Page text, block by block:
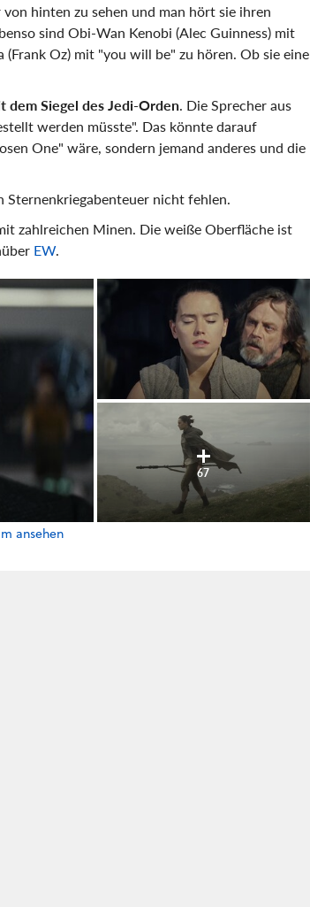
hinten zu sehen und man hört sie ihren
sind Obi-Wan Kenobi (Alec Guinness) mit
Oz) mit "you will be" zu hören. Ob sie eine
dem Siegel des Jedi-Orden. Die Sprecher aus
werden müsste". Das könnte darauf
One" wäre, sondern jemand anderes und die
Sternenkriegabenteuer nicht fehlen.
zahlreichen Minen. Die weiße Oberfläche ist
EW.
67
ansehen